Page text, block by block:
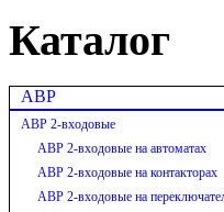
Каталог
АВР
АВР 2-входовые
АВР 2-входовые на автоматах
АВР 2-входовые на контакторах
АВР 2-входовые на